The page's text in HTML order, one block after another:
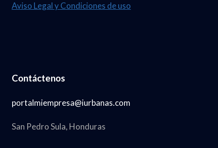
Aviso Legal y Condiciones de uso
Contáctenos
portalmiempresa@iurbanas.com
San Pedro Sula, Honduras